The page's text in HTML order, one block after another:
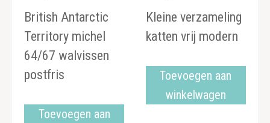
British Antarctic
Territory michel
64/67 walvissen
postfris
Toevoegen aan
Kleine verzameling
katten vrij modern
Toevoegen aan
winkelwagen